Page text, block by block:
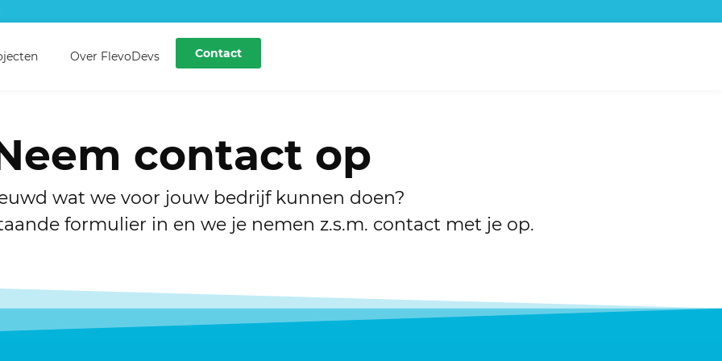
Over FlevoDevs Contact
contact op
wat we voor jouw bedrijf kunnen doen?
formulier in en we je nemen z.s.m. contact met je op.